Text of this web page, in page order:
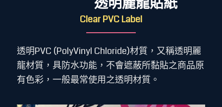
Clear PVC Label
透明PVC (PolyVinyl Chloride)材質，又稱透明麗
龍材質，具防水功能，不會遮蔽所黏貼之商品原
有色彩，一般最常使用之透明材質。